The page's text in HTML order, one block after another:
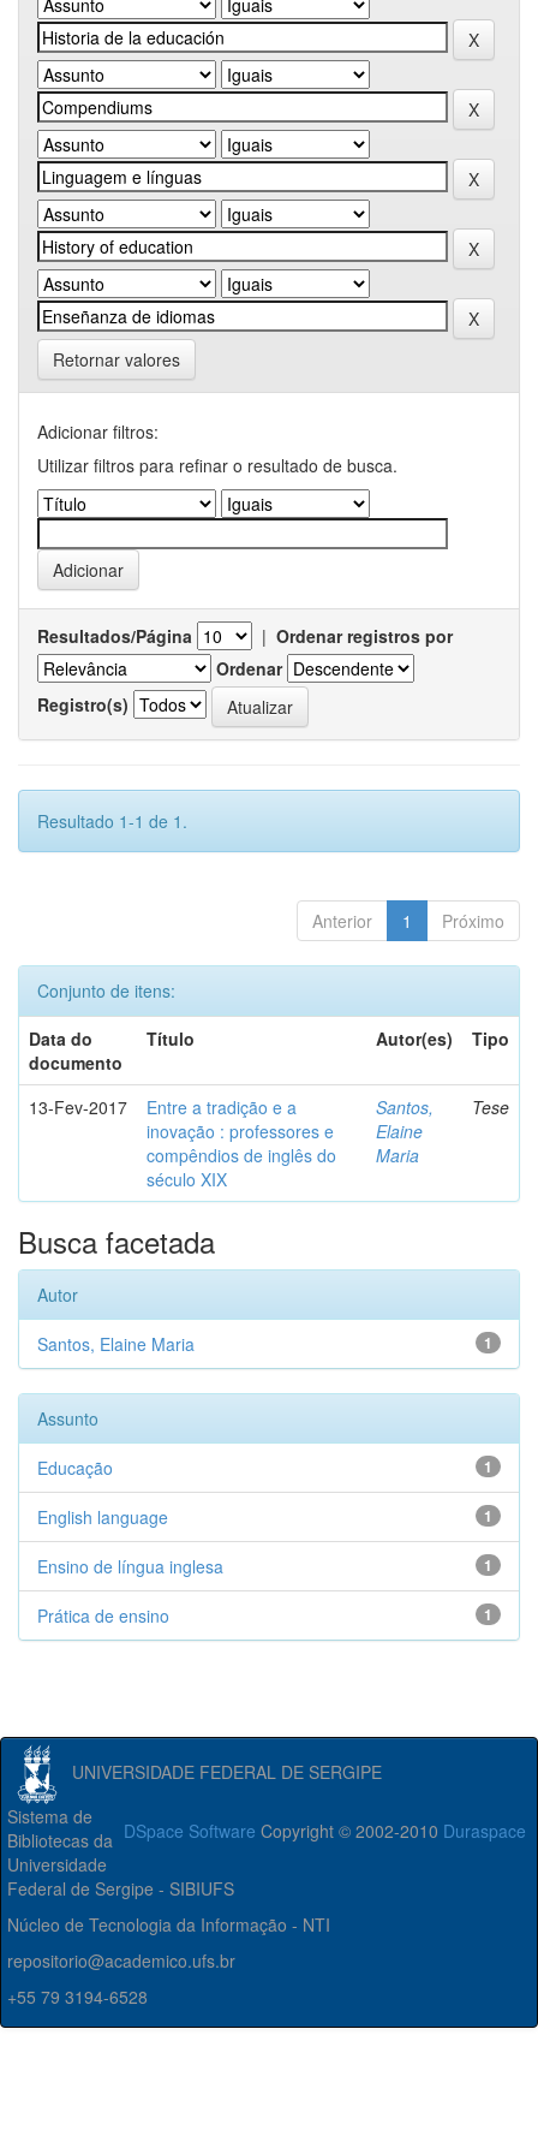
Retornar valores
Adicionar filtros:
Utilizar filtros para refinar o resultado de busca.
Resultados/Página | Ordenar registros por
Ordenar
Registro(s)
Resultado 1-1 de 1.
Anterior 1 Próximo
Conjunto de itens:
Data do
documento
Título Autor(es) Tipo
13-Fev-2017
Entre a tradição e a
inovação : professores e
compêndios de inglês do
século XIX
Santos,
Elaine
Maria
Tese
Busca facetada
Autor
1
Santos, Elaine Maria
Assunto
1
Educação
1
English language
1
Ensino de língua inglesa
1
Prática de ensino
UNIVERSIDADE FEDERAL DE SERGIPE
DSpace Software Copyright © 2002-2010 Duraspace
Sistema de
Bibliotecas da
Universidade
Federal de Sergipe - SIBIUFS
Núcleo de Tecnologia da Informação - NTI
repositorio@academico.ufs.br
+55 79 3194-6528